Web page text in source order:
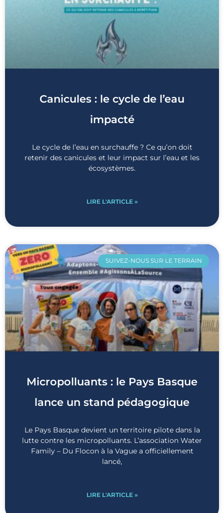
Canicules : le cycle de l’eau
impacté
Le cycle de l’eau en surchauffe ? Ce qu’on doit
retenir des canicules et leur impact sur l’eau et les
écosystèmes.
LIRE L'ARTICLE »
SUIVEZ-NOUS SUR LE TERRAIN
Micropolluants : le Pays Basque
lance un stand pédagogique
Le Pays Basque devient un territoire pilote dans la
lutte contre les micropolluants. L’association Water
Family – Du Flocon à la Vague a officiellement
lancé,
LIRE L'ARTICLE »